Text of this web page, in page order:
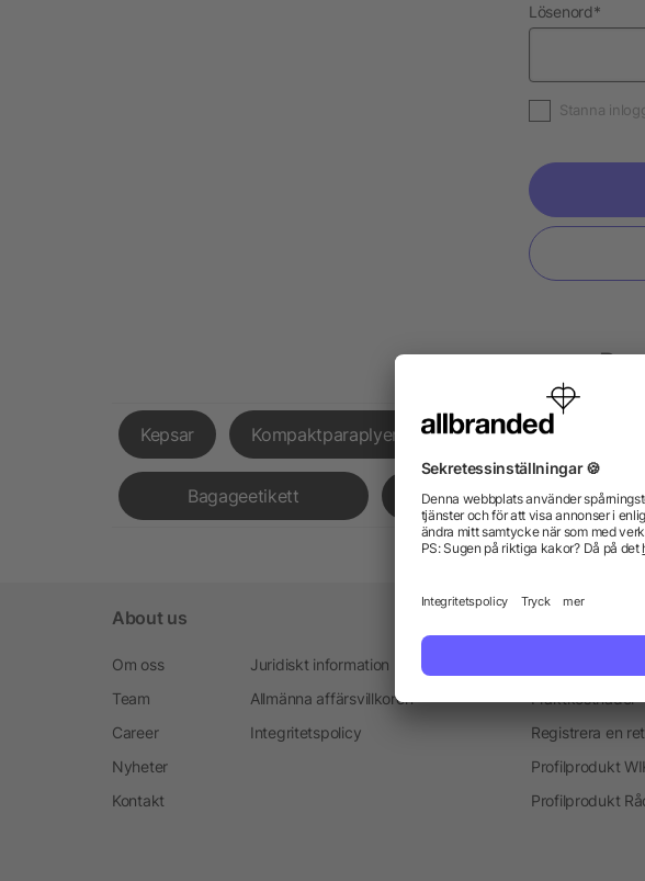
Lösenord*
Stanna
Kepsar Kompaktparaplyer Ficklampor
Bagageetikett Hörlurar
About us
Om oss
Team
Career
Nyheter
Kontakt
Juridiskt information
Allmänna affärsvillkoren
Integritetspolicy
Fraktkostnader
Registrera en
Profilprodukt
Profilprodukt